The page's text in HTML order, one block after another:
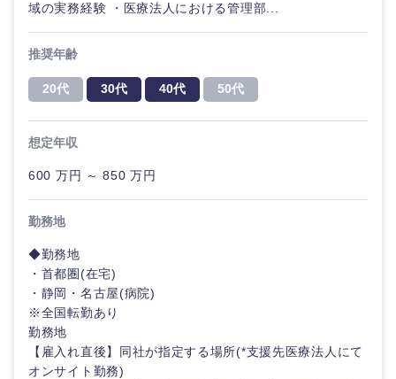
域の実務経験 ・医療法人における管理部...
推奨年齢
20代 30代 40代 50代
想定年収
600 万円 ～ 850 万円
勤務地
◆勤務地
・首都圏(在宅)
・静岡・名古屋(病院)
※全国転勤あり
勤務地
【雇入れ直後】同社が指定する場所(*支援先医療法人にて
オンサイト勤務)